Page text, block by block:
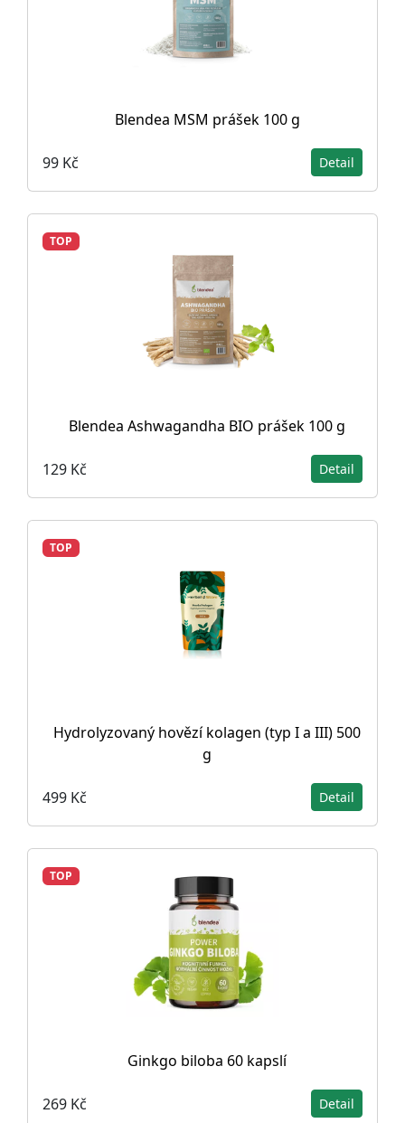
Blendea MSM prášek 100 g
99 Kč Detail
TOP
Blendea Ashwagandha BIO prášek 100 g
129 Kč Detail
TOP
Hydrolyzovaný hovězí kolagen (typ I a III) 500
g
499 Kč Detail
TOP
Ginkgo biloba 60 kapslí
269 Kč Detail